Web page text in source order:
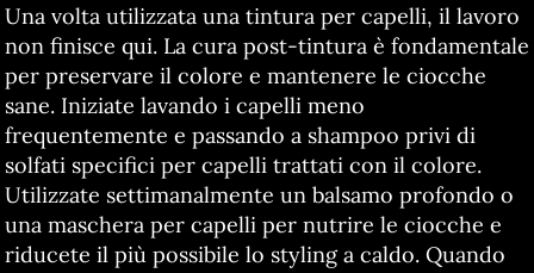
Una volta utilizzata una tintura per capelli, il lavoro
non finisce qui. La cura post-tintura è fondamentale
per preservare il colore e mantenere le ciocche
sane. Iniziate lavando i capelli meno
frequentemente e passando a shampoo privi di
solfati specifici per capelli trattati con il colore.
Utilizzate settimanalmente un balsamo profondo o
una maschera per capelli per nutrire le ciocche e
riducete il più possibile lo styling a caldo. Quando